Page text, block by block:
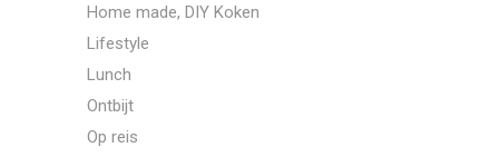
Home made, DIY Koken
Lifestyle
Lunch
Ontbijt
Op reis